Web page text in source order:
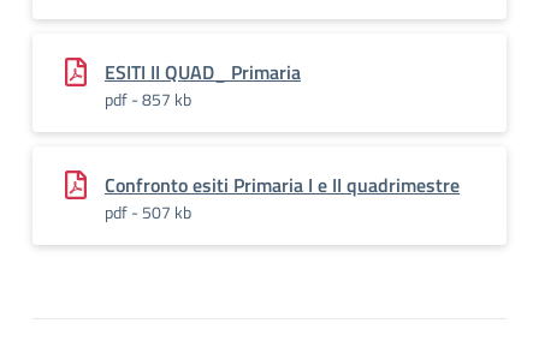
ESITI II QUAD_ Primaria
pdf - 857 kb
Confronto esiti Primaria I e II quadrimestre
pdf - 507 kb